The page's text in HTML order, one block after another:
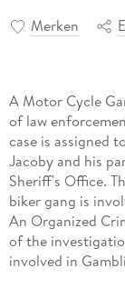
Merken
A Motor Cycle
of law
case is assigned
Jacoby and his
Sheriff's Office.
biker gang is
An Organized
of the
involved in